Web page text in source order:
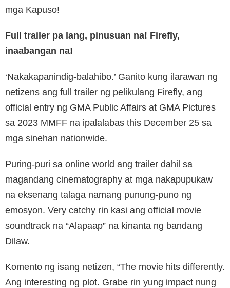
mga Kapuso!
Full trailer pa lang, pinusuan na! Firefly,
inaabangan na!
‘Nakakapanindig-balahibo.’ Ganito kung ilarawan ng
netizens ang full trailer ng pelikulang Firefly, ang
official entry ng GMA Public Affairs at GMA Pictures
sa 2023 MMFF na ipalalabas this December 25 sa
mga sinehan nationwide.
Puring-puri sa online world ang trailer dahil sa
magandang cinematography at mga nakapupukaw
na eksenang talaga namang punung-puno ng
emosyon. Very catchy rin kasi ang official movie
soundtrack na “Alapaap” na kinanta ng bandang
Dilaw.
Komento ng isang netizen, “The movie hits differently.
Ang interesting ng plot. Grabe rin yung impact nung